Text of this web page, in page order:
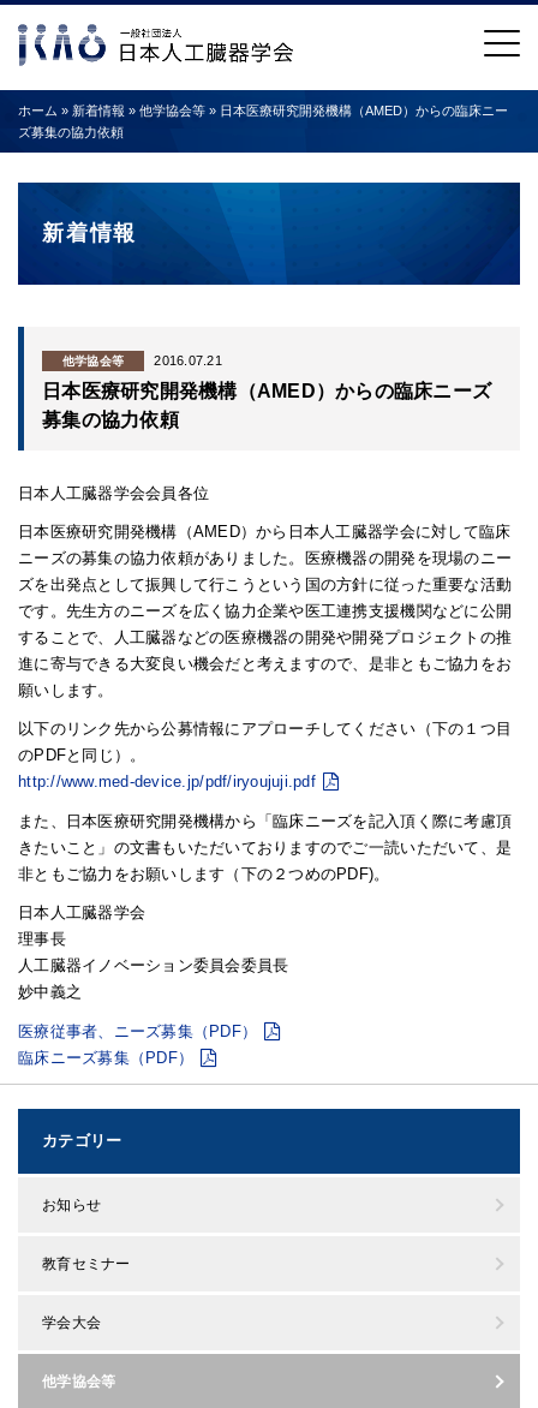
ホーム » 新着情報 » 他学協会等 » 日本医療研究開発機構（AMED）からの臨床ニー
ズ募集の協力依頼
新着情報
他学協会等 2016.07.21
日本医療研究開発機構（AMED）からの臨床ニーズ
募集の協力依頼
日本人工臓器学会会員各位
日本医療研究開発機構（AMED）から日本人工臓器学会に対して臨床
ニーズの募集の協力依頼がありました。医療機器の開発を現場のニー
ズを出発点として振興して行こうという国の方針に従った重要な活動
です。先生方のニーズを広く協力企業や医工連携支援機関などに公開
することで、人工臓器などの医療機器の開発や開発プロジェクトの推
進に寄与できる大変良い機会だと考えますので、是非ともご協力をお
願いします。
以下のリンク先から公募情報にアプローチしてください（下の１つ目
のPDFと同じ）。
http://www.med-device.jp/pdf/iryoujuji.pdf
また、日本医療研究開発機構から「臨床ニーズを記入頂く際に考慮頂
きたいこと」の文書もいただいておりますのでご一読いただいて、是
非ともご協力をお願いします（下の２つめのPDF)。
日本人工臓器学会
理事長
人工臓器イノベーション委員会委員長
妙中義之
医療従事者、ニーズ募集（PDF）
臨床ニーズ募集（PDF）
カテゴリー
お知らせ
教育セミナー
学会大会
他学協会等